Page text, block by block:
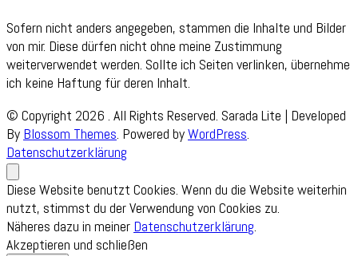
Sofern nicht anders angegeben, stammen die Inhalte und Bilder
von mir. Diese dürfen nicht ohne meine Zustimmung
weiterverwendet werden. Sollte ich Seiten verlinken, übernehme
ich keine Haftung für deren Inhalt.
© Copyright 2026 . All Rights Reserved. Sarada Lite | Developed
By Blossom Themes. Powered byWordPress.
Datenschutzerklärung
Diese Website benutzt Cookies. Wenn du die Website weiterhin
nutzt, stimmst du der Verwendung von Cookies zu.
Näheres dazu in meiner Datenschutzerklärung.
Akzeptieren und schließen